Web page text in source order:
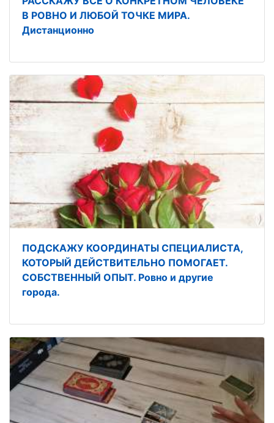
В РОВНО И ЛЮБОЙ ТОЧКЕ МИРА.
Дистанционно
ПОДСКАЖУ КООРДИНАТЫ СПЕЦИАЛИСТА,
КОТОРЫЙ ДЕЙСТВИТЕЛЬНО ПОМОГАЕТ.
СОБСТВЕННЫЙ ОПЫТ. Ровно и другие
города.